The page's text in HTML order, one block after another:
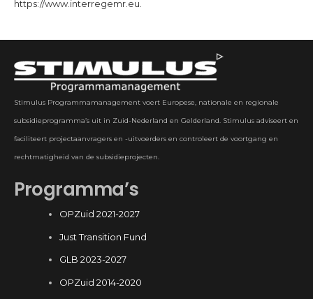
https://www.interregemr.eu.
Stimulus Programmamanagement voert Europese, nationale en regionale
subsidieprogramma’s uit in Zuid-Nederland en Gelderland. Stimulus adviseert en
faciliteert projectaanvragers en -uitvoerders en controleert de voortgang en
rechtmatigheid van de subsidieprojecten.
Programma’s
OPZuid 2021-2027
Just Transition Fund
GLB 2023-2027
OPZuid 2014-2020